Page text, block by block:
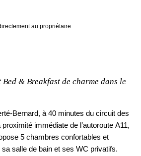
au propriétaire
Bed & Breakfast de charme dans le
Bernard, à 40 minutes du circuit des
immédiate de l’autoroute A11,
5 chambres confortables et
salle de bain et ses WC privatifs.